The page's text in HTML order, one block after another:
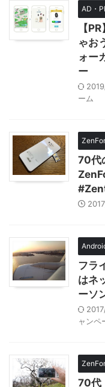
AD・
【
ゃお
ォー
ー
ーム
70代
フラ
はネ
ーソ
ャンペ
70代